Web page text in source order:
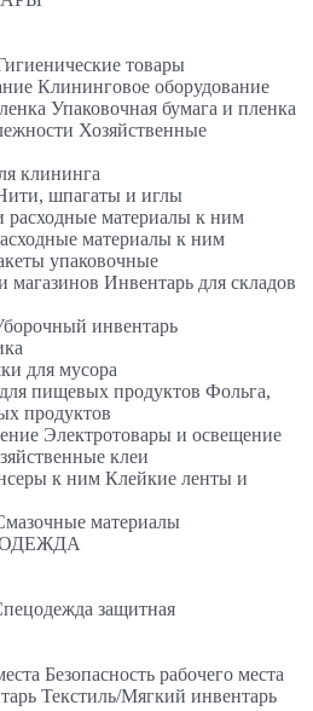
товары
Клининговое оборудование
Упаковочная бумага и пленка
Хозяйственные
клининга
шпагаты и иглы
материалы к ним
упаковочные
Инвентарь для складов
инвентарь
для мусора
Фольга,
продуктов
Электротовары и освещение
клеи
Клейкие ленты и
материалы
защитная
Безопасность рабочего места
Текстиль/Мягкий инвентарь